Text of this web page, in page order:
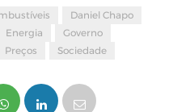
Daniel Chapo
Energia
Governo
Preços Sociedade